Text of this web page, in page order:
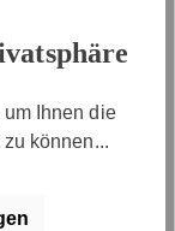
Ihnen die
können...